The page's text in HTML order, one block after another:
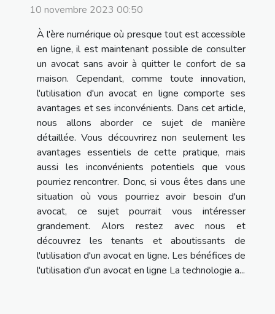
10 novembre 2023 00:50
À l'ère numérique où presque tout est accessible
en ligne, il est maintenant possible de consulter
un avocat sans avoir à quitter le confort de sa
maison. Cependant, comme toute innovation,
l'utilisation d'un avocat en ligne comporte ses
avantages et ses inconvénients. Dans cet article,
nous allons aborder ce sujet de manière
détaillée. Vous découvrirez non seulement les
avantages essentiels de cette pratique, mais
aussi les inconvénients potentiels que vous
pourriez rencontrer. Donc, si vous êtes dans une
situation où vous pourriez avoir besoin d'un
avocat, ce sujet pourrait vous intéresser
grandement. Alors restez avec nous et
découvrez les tenants et aboutissants de
l'utilisation d'un avocat en ligne. Les bénéfices de
l'utilisation d'un avocat en ligne La technologie a...